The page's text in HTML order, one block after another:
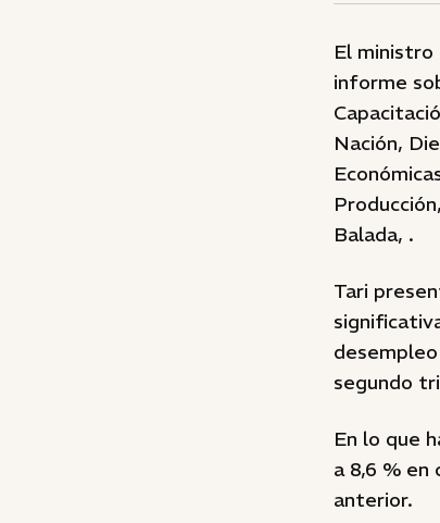
El ministro
informe
Nación,
Balada, .
Tari
segundo
En lo que
a 8,6 %
anterior.